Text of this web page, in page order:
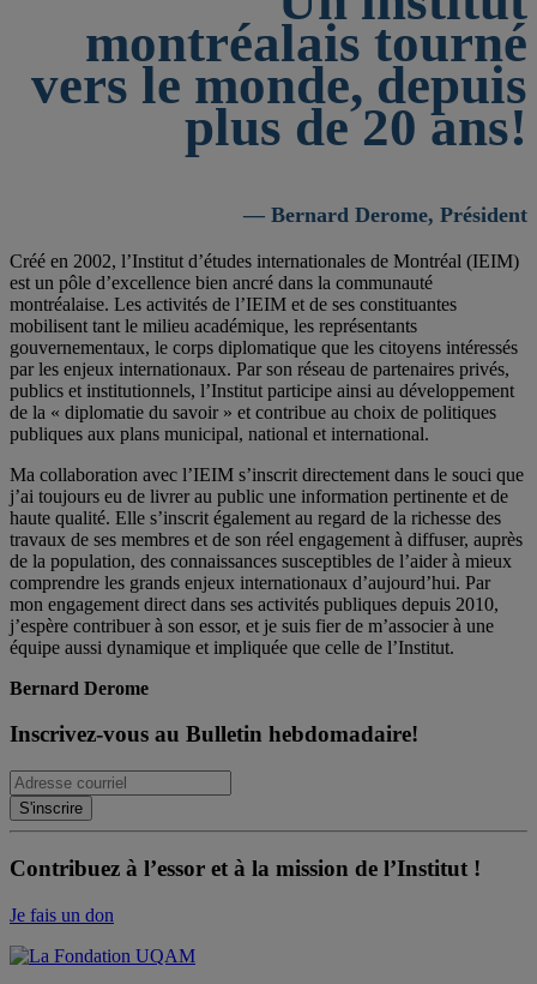
montréalais tourné
vers le monde, depuis
plus de 20 ans!
— Bernard Derome, Président
Créé en 2002, l’Institut d’études internationales de Montréal (IEIM)
est un pôle d’excellence bien ancré dans la communauté
montréalaise. Les activités de l’IEIM et de ses constituantes
mobilisent tant le milieu académique, les représentants
gouvernementaux, le corps diplomatique que les citoyens intéressés
par les enjeux internationaux. Par son réseau de partenaires privés,
publics et institutionnels, l’Institut participe ainsi au développement
de la « diplomatie du savoir » et contribue au choix de politiques
publiques aux plans municipal, national et international.
Ma collaboration avec l’IEIM s’inscrit directement dans le souci que
j’ai toujours eu de livrer au public une information pertinente et de
haute qualité. Elle s’inscrit également au regard de la richesse des
travaux de ses membres et de son réel engagement à diffuser, auprès
de la population, des connaissances susceptibles de l’aider à mieux
comprendre les grands enjeux internationaux d’aujourd’hui. Par
mon engagement direct dans ses activités publiques depuis 2010,
j’espère contribuer à son essor, et je suis fier de m’associer à une
équipe aussi dynamique et impliquée que celle de l’Institut.
Bernard Derome
Inscrivez-vous au Bulletin hebdomadaire!
Contribuez à l’essor et à la mission de l’Institut !
Je fais un don